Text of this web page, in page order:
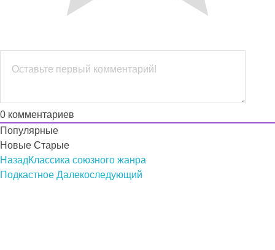
0 комментариев
Популярные
Новые Старые
НазадКлассика союзного жанра
Подкастное Далекоследующий